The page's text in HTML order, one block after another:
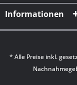
Informationen
* Alle Preise inkl.